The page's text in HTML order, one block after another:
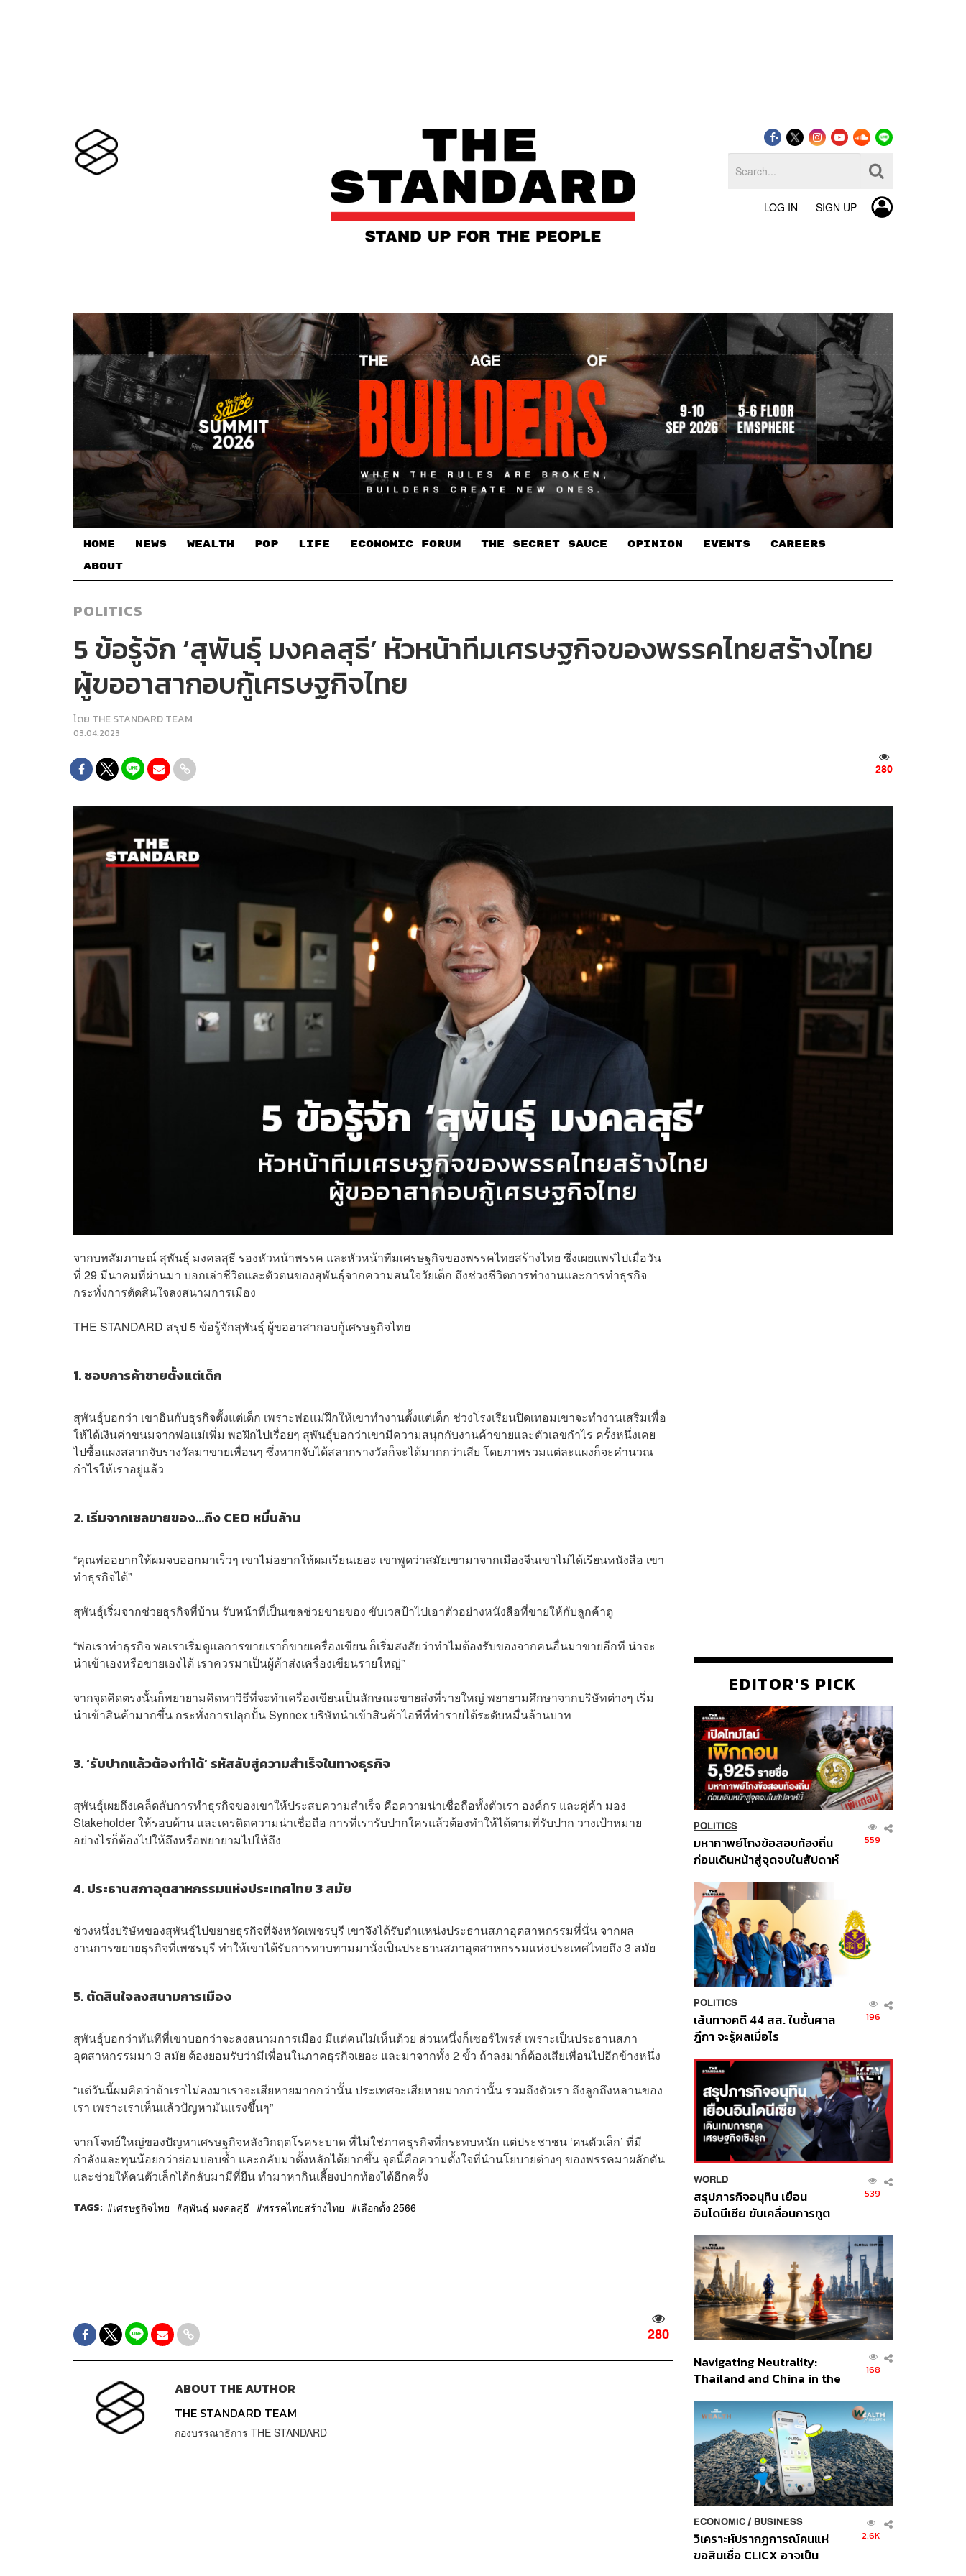
LOG IN SIGN UP
HOME NEWS WEALTH POP LIFE ECONOMIC FORUM THE SECRET SAUCE​ OPINION EVENTS CAREERS
ABOUT
POLITICS
5 ข้อรู้จัก ‘สุพันธ์ุ มงคลสุธี’ หัวหน้าทีมเศรษฐกิจของพรรคไทยสร้างไทย
ผู้ขออาสากอบกู้เศรษฐกิจไทย
โดย THE STANDARD TEAM
03.04.2023
280
จากบทสัมภาษณ์ สุพันธ์ุ มงคลสุธี รองหัวหน้าพรรค และหัวหน้าทีมเศรษฐกิจของพรรคไทยสร้างไทย ซึ่งเผยแพร่ไปเมื่อวัน
ที่ 29 มีนาคมที่ผ่านมา บอกเล่าชีวิตและตัวตนของสุพันธ์ุจากความสนใจวัยเด็ก ถึงช่วงชีวิตการทำงานและการทำธุรกิจ
กระทั่งการตัดสินใจลงสนามการเมือง
THE STANDARD สรุป 5 ข้อรู้จักสุพันธ์ุ ผู้ขออาสากอบกู้เศรษฐกิจไทย
1. ชอบการค้าขายตั้งแต่เด็ก
สุพันธ์ุบอกว่า เขาอินกับธุรกิจตั้งแต่เด็ก เพราะพ่อแม่ฝึกให้เขาทำงานตั้งแต่เด็ก ช่วงโรงเรียนปิดเทอมเขาจะทำงานเสริมเพื่อ
ให้ได้เงินค่าขนมจากพ่อแม่เพิ่ม พอฝึกไปเรื่อยๆ สุพันธ์ุบอกว่าเขามีความสนุกกับงานค้าขายและตัวเลขกำไร ครั้งหนึ่งเคย
ไปซื้อแผงสลากจับรางวัลมาขายเพื่อนๆ ซึ่งหากจับได้สลากรางวัลก็จะได้มากกว่าเสีย โดยภาพรวมแต่ละแผงก็จะคำนวณ
กำไรให้เราอยู่แล้ว
2. เริ่มจากเซลขายของ…ถึง CEO หมื่นล้าน
“คุณพ่ออยากให้ผมจบออกมาเร็วๆ เขาไม่อยากให้ผมเรียนเยอะ เขาพูดว่าสมัยเขามาจากเมืองจีนเขาไม่ได้เรียนหนังสือ เขา
ทำธุรกิจได้”
สุพันธ์ุเริ่มจากช่วยธุรกิจที่บ้าน รับหน้าที่เป็นเซลช่วยขายของ ขับเวสป้าไปเอาตัวอย่างหนังสือที่ขายให้กับลูกค้าดู
“พ่อเราทำธุรกิจ พอเราเริ่มดูแลการขายเราก็ขายเครื่องเขียน ก็เริ่มสงสัยว่าทำไมต้องรับของจากคนอื่นมาขายอีกที น่าจะ
นำเข้าเองหรือขายเองได้ เราควรมาเป็นผู้ค้าส่งเครื่องเขียนรายใหญ่”
จากจุดคิดตรงนั้นก็พยายามคิดหาวิธีที่จะทำเครื่องเขียนเป็นลักษณะขายส่งที่รายใหญ่ พยายามศึกษาจากบริษัทต่างๆ เริ่ม
นำเข้าสินค้ามากขึ้น กระทั่งการปลุกปั้น Synnex บริษัทนำเข้าสินค้าไอทีที่ทำรายได้ระดับหมื่นล้านบาท
3. ‘รับปากแล้วต้องทำได้’ รหัสลับสู่ความสำเร็จในทางธุรกิจ
สุพันธ์ุเผยถึงเคล็ดลับการทำธุรกิจของเขาให้ประสบความสำเร็จ คือความน่าเชื่อถือทั้งตัวเรา องค์กร และคู่ค้า มอง
Stakeholder ให้รอบด้าน และเครดิตความน่าเชื่อถือ การที่เรารับปากใครแล้วต้องทำให้ได้ตามที่รับปาก วางเป้าหมาย
อย่างไรก็ต้องไปให้ถึงหรือพยายามไปให้ถึง
4. ประธานสภาอุตสาหกรรมแห่งประเทศไทย 3 สมัย
ช่วงหนึ่งบริษัทของสุพันธ์ุไปขยายธุรกิจที่จังหวัดเพชรบุรี เขาจึงได้รับตำแหน่งประธานสภาอุตสาหกรรมที่นั่น จากผล
งานการขยายธุรกิจที่เพชรบุรี ทำให้เขาได้รับการทาบทามมานั่งเป็นประธานสภาอุตสาหกรรมแห่งประเทศไทยถึง 3 สมัย
5. ตัดสินใจลงสนามการเมือง
สุพันธ์ุบอกว่าทันทีที่เขาบอกว่าจะลงสนามการเมือง มีแต่คนไม่เห็นด้วย ส่วนหนึ่งก็เซอร์ไพรส์ เพราะเป็นประธานสภา
อุตสาหกรรมมา 3 สมัย ต้องยอมรับว่ามีเพื่อนในภาคธุรกิจเยอะ และมาจากทั้ง 2 ขั้ว ถ้าลงมาก็ต้องเสียเพื่อนไปอีกข้างหนึ่ง
“แต่วันนี้ผมคิดว่าถ้าเราไม่ลงมาเราจะเสียหายมากกว่านั้น ประเทศจะเสียหายมากกว่านั้น รวมถึงตัวเรา ถึงลูกถึงหลานของ
เรา เพราะเราเห็นแล้วปัญหามันแรงขึ้นๆ”
จากโจทย์ใหญ่ของปัญหาเศรษฐกิจหลังวิกฤตโรคระบาด ที่ไม่ใช่ภาคธุรกิจที่กระทบหนัก แต่ประชาชน ‘คนตัวเล็ก’ ที่มี
กำลังและทุนน้อยกว่าย่อมบอบช้ำ และกลับมาตั้งหลักได้ยากขึ้น จุดนี้คือความตั้งใจที่นำนโยบายต่างๆ ของพรรคมาผลักดัน
และช่วยให้คนตัวเล็กได้กลับมามีที่ยืน ทำมาหากินเลี้ยงปากท้องได้อีกครั้ง
TAGS: เศรษฐกิจไทย สุพันธุ์ มงคลสุธี พรรคไทยสร้างไทย เลือกตั้ง 2566
280
ABOUT THE AUTHOR
THE STANDARD TEAM
กองบรรณาธิการ THE STANDARD
EDITOR'S PICK
POLITICS
มหากาพย์โกงข้อสอบท้องถิ่น
ก่อนเดินหน้าสู่จุดจบในสัปดาห์
559
POLITICS
เส้นทางคดี 44 สส. ในชั้นศาล
ฎีกา จะรู้ผลเมื่อไร
196
WORLD
สรุปภารกิจอนุทิน เยือน
อินโดนีเซีย ขับเคลื่อนการทูต
ส่วนยุทธศาสตร์ไทย –
อินโดนีเซีย
539
Navigating Neutrality:
Thailand and China in the
Order
168
ECONOMIC/ BUSINESS
วิเคราะห์ปรากฏการณ์คนแห่
ขอสินเชื่อ CLICX อาจเป็น
2.6K